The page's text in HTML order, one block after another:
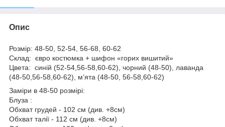
Опис
Розмір: 48-50, 52-54, 56-68, 60-62
Склад: євро костюмка + шифон «горих вишитий»
Цвета: синій (52-54,56-58,60-62), чорний (48-50), лаванда
(48-50,56-58,60-62), м’ята (48-50, 56-58,60-62)
Заміри в 48-50 розмірі:
Блуза :
Обхват грудей - 102 см (див. +8см)
Обхват талії - 112 см (див. +8см)